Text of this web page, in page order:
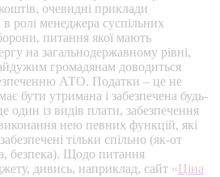
очевидні приклади
ролі менеджера суспільних
питання якої мають
на загальнодержавному рівні,
громадянам доводиться
АТО. Податки – це не
бути утримана і забезпечена будь-
із видів плати, забезпечення
нею певних функцій, які
тільки спільно (як-от
безпека). Щодо питання
дивись, наприклад, сайт «Ціна